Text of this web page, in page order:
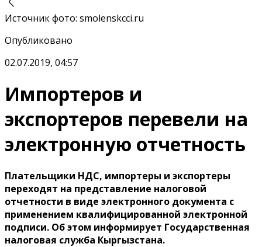
Источник фото: smolenskcci.ru
Опубликовано
02.07.2019, 04:57
Импортеров и
экспортеров перевели на
электронную отчетность
Плательщики НДС, импортеры и экспортеры
переходят на представление налоговой
отчетности в виде электронного документа с
применением квалифицированной электронной
подписи. Об этом информирует Государственная
налоговая служба Кыргызстана.